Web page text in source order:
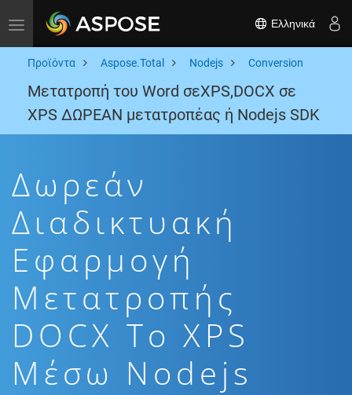
Toggle navigation Ελληνικά
Προϊόντα Aspose.Total Nodejs Conversion
Μετατροπή του Word σεXPS,DOCX σε
XPS ΔΩΡΕΑΝ μετατροπέας ή Nodejs SDK
Δωρεάν
Διαδικτυακή
Εφαρμογή
Μετατροπής
DOCX To XPS
Μέσω Nodejs